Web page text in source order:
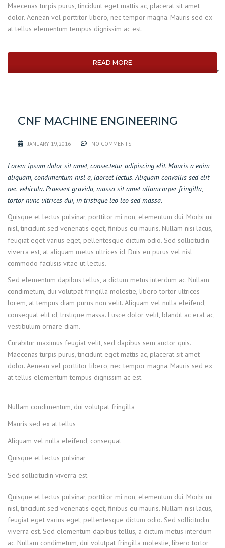
Maecenas turpis purus, tincidunt eget mattis ac, placerat sit amet
dolor. Aenean vel porttitor libero, nec tempor magna. Mauris sed ex
at tellus elementum tempus dignissim ac est.
READ MORE
CNF MACHINE ENGINEERING
JANUARY 19, 2016 NO COMMENTS
Lorem ipsum dolor sit amet, consectetur adipiscing elit. Mauris a enim
aliquam, condimentum nisl a, laoreet lectus. Aliquam convallis sed elit
nec vehicula. Praesent gravida, massa sit amet ullamcorper fringilla,
tortor nunc ultrices dui, in tristique leo leo sed massa.
Quisque et lectus pulvinar, porttitor mi non, elementum dui. Morbi mi
nisl, tincidunt sed venenatis eget, finibus eu mauris. Nullam nisi lacus,
feugiat eget varius eget, pellentesque dictum odio. Sed sollicitudin
viverra est, at aliquam metus ultrices id. Duis eu purus vel nisl
commodo facilisis vitae ut lectus.
Sed elementum dapibus tellus, a dictum metus interdum ac. Nullam
condimetum, dui volutpat fringilla molestie, libero tortor ultrices
lorem, at tempus diam purus non velit. Aliquam vel nulla eleifend,
consequat elit id, tristique massa. Fusce dolor velit, blandit ac erat ac,
vestibulum ornare diam.
Curabitur maximus feugiat velit, sed dapibus sem auctor quis.
Maecenas turpis purus, tincidunt eget mattis ac, placerat sit amet
dolor. Aenean vel porttitor libero, nec tempor magna. Mauris sed ex
at tellus elementum tempus dignissim ac est.
Nullam condimentum, dui volutpat fringilla
Mauris sed ex at tellus
Aliquam vel nulla eleifend, consequat
Quisque et lectus pulvinar
Sed sollicitudin viverra est
Quisque et lectus pulvinar, porttitor mi non, elementum dui. Morbi mi
nisl, tincidunt sed venenatis eget, finibus eu mauris. Nullam nisi lacus,
feugiat eget varius eget, pellentesque dictum odio. Sed sollicitudin
viverra est. Sed elementum dapibus tellus, a dictum metus interdum
ac. Nullam condimetum, dui volutpat fringilla molestie, libero tortor